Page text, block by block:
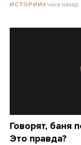
ИСТОРИИ4 часа назад
Говорят, баня
Это правда?